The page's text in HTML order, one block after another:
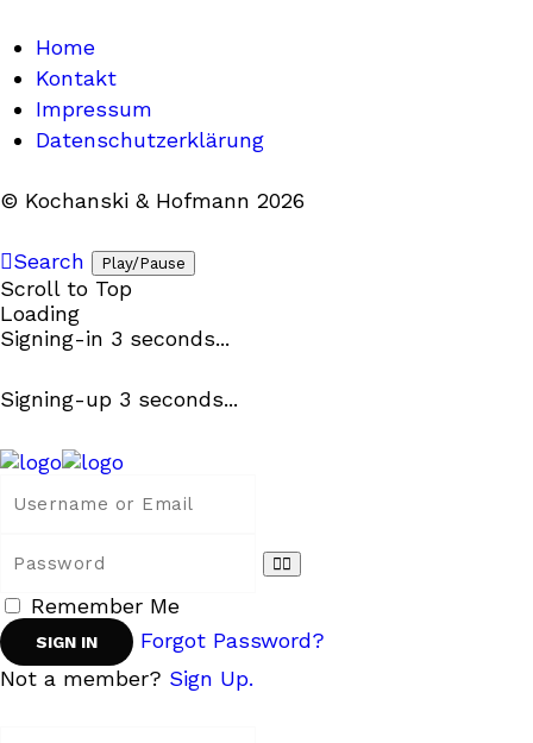
Home
Kontakt
Impressum
Datenschutzerklärung
© Kochanski & Hofmann 2026
Search Play/Pause
Scroll to Top
Loading
Signing-in 3 seconds...
Signing-up 3 seconds...
Remember Me
Forgot Password?
Not a member? Sign Up.